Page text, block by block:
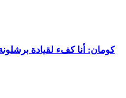
أنا كفء لقيادة برشلونة